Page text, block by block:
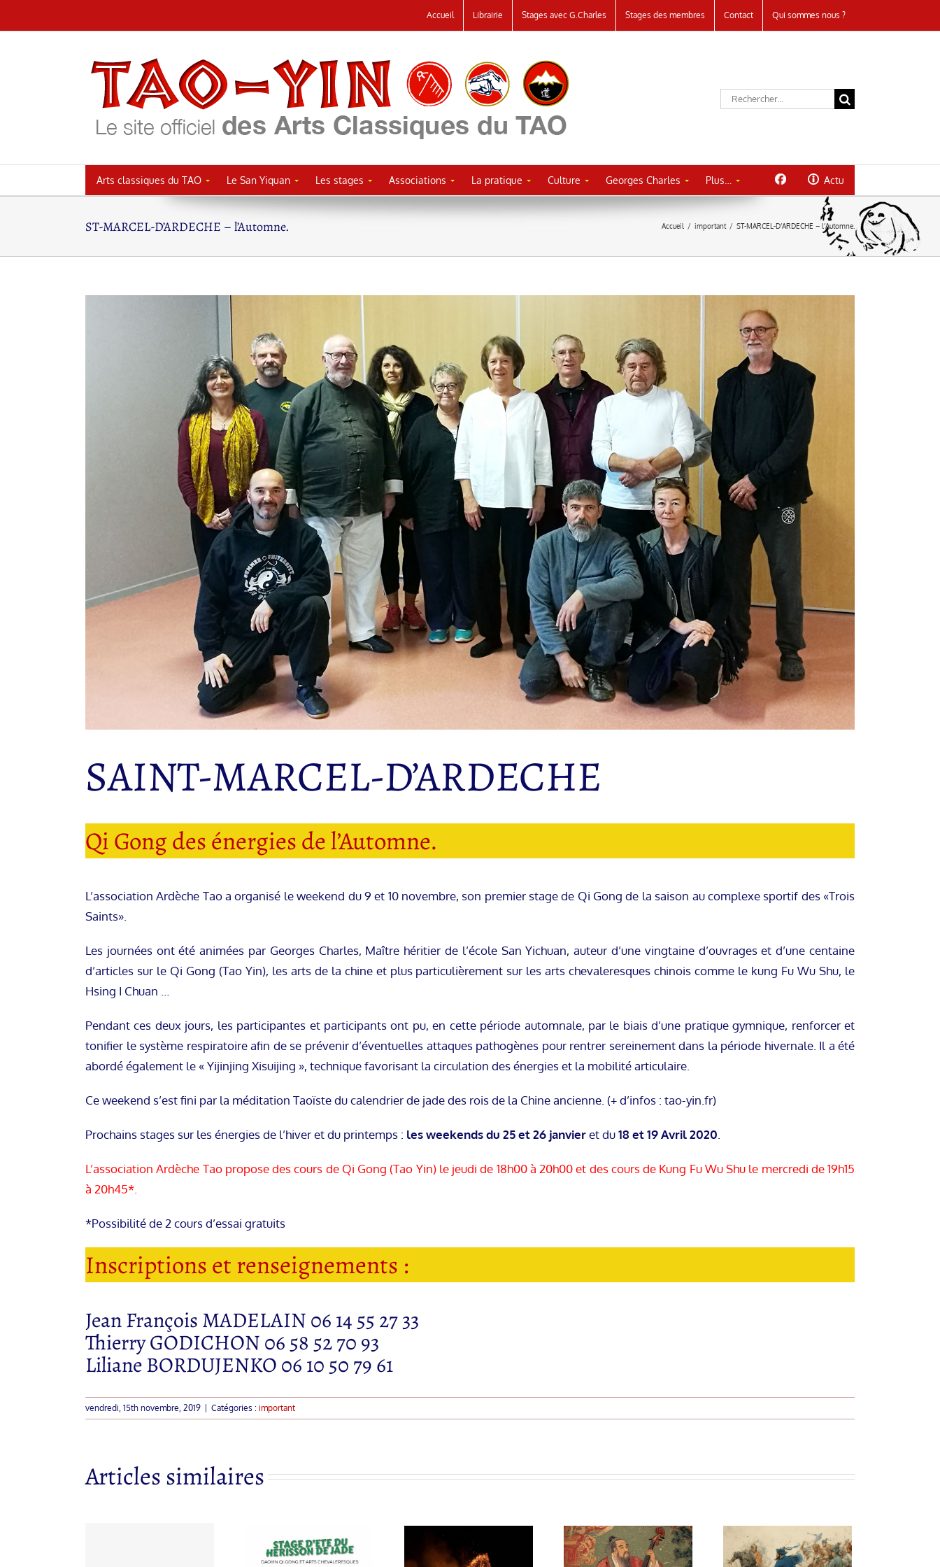
au
Accueil Librairie Stages avec G.Charles Stages des membres Contact Qui sommes nous ?
Rechercher:
Arts classiques du TAO Le San Yiquan Les stages Associations La pratique Culture Georges Charles Plus… Actu
ST-MARCEL-D’ARDECHE – l’Automne. Accueil / important / ST-MARCEL-D’ARDECHE – l’Automne.
SAINT-MARCEL-D’ARDECHE
Qi Gong des énergies de l’Automne.
L’association Ardèche Tao a organisé le weekend du 9 et 10 novembre, son premier stage de Qi Gong de la saison au complexe sportif des «Trois
Saints».
Les journées ont été animées par Georges Charles, Maître héritier de l’école San Yichuan, auteur d’une vingtaine d’ouvrages et d’une centaine
d’articles sur le Qi Gong (Tao Yin), les arts de la chine et plus particulièrement sur les arts chevaleresques chinois comme le kung Fu Wu Shu, le
Hsing I Chuan …
Pendant ces deux jours, les participantes et participants ont pu, en cette période automnale, par le biais d’une pratique gymnique, renforcer et
tonifier le système respiratoire afin de se prévenir d’éventuelles attaques pathogènes pour rentrer sereinement dans la période hivernale. Il a été
abordé également le « Yijinjing Xisuijing », technique favorisant la circulation des énergies et la mobilité articulaire.
Ce weekend s’est fini par la méditation Taoïste du calendrier de jade des rois de la Chine ancienne. (+ d’infos : tao-yin.fr)
Prochains stages sur les énergies de l’hiver et du printemps : les weekends du 25 et 26 janvieret du18 et 19 Avril 2020
L’association Ardèche Tao propose des cours de Qi Gong (Tao Yin) le jeudi de 18h00 à 20h00 et des cours de Kung Fu Wu Shu le mercredi de 19h15
à 20h45*.
*Possibilité de 2 cours d’essai gratuits
Inscriptions et renseignements :
Jean François MADELAIN 06 14 55 27 33
Thierry GODICHON 06 58 52 70 93
Liliane BORDUJENKO 06 10 50 79 61
vendredi, 15th novembre, 2019 Catégories : important
Articles similaires
Nouvelle
Wang Yang